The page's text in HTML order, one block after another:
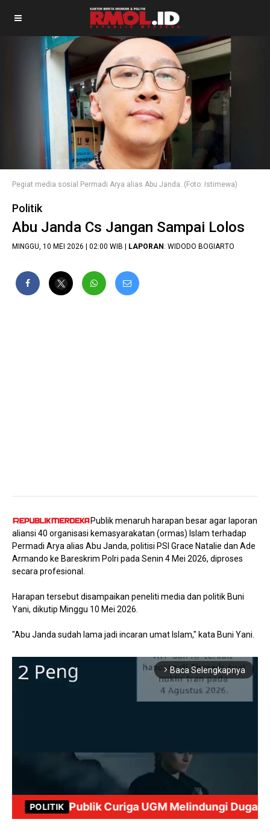
Pegiat media sosial Permadi Arya alias Abu Janda. (Foto: Istimewa)
Politik
Abu Janda Cs Jangan Sampai Lolos
MINGGU, 10 MEI 2026 | 02:00 WIB | LAPORAN: WIDODO BOGIARTO
Publik menaruh harapan besar agar laporan
aliansi 40 organisasi kemasyarakatan (ormas) Islam terhadap
Permadi Arya alias Abu Janda, politisi PSI Grace Natalie dan Ade
Armando ke Bareskrim Polri pada Senin 4 Mei 2026, diproses
secara profesional.
Harapan tersebut disampaikan peneliti media dan politik Buni
Yani, dikutip Minggu 10 Mei 2026.
"Abu Janda sudah lama jadi incaran umat Islam," kata Buni Yani.
arrow_forward_ios Baca Selengkapnya